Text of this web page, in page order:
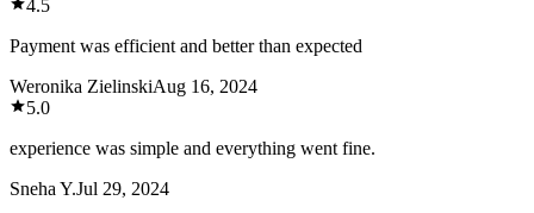
4.5
Payment was efficient and better than expected
Weronika ZielinskiAug 16, 2024
5.0
experience was simple and everything went fine.
Sneha Y.Jul 29, 2024